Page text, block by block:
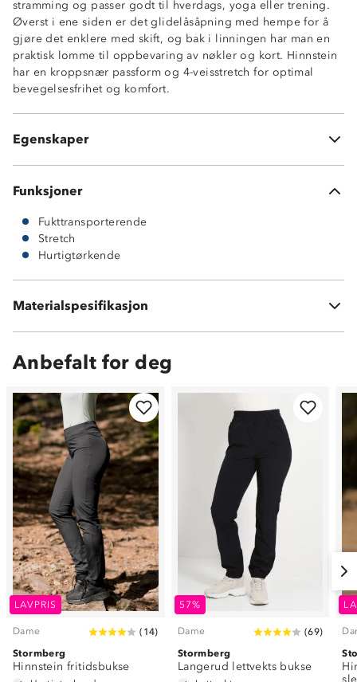
stramming og passer godt til hverdags, yoga eller trening.
Øverst i ene siden er det glidelåsåpning med hempe for å
gjøre det enklere med skift, og bak i linningen har man en
praktisk lomme til oppbevaring av nøkler og kort. Hinnstein
har en kroppsnær passform og 4-veisstretch for optimal
bevegelsesfrihet og komfort.
Egenskaper
Hurtigtørkende
4-veisstretch
Pustende
Glidelås med hempe i siden
Avlang baklomme i linning med glidelås
Bred linning
Knagghempe
Funksjoner
Fukttransporterende
Stretch
Hurtigtørkende
Materialspesifikasjon
10 % elastan
Anbefalt for deg
LAVPRIS
Dame ( 14)
Stormberg
Hinnstein fritidsbukse
57%
Dame (69)
Stormberg
Langerud lettvekts bukse